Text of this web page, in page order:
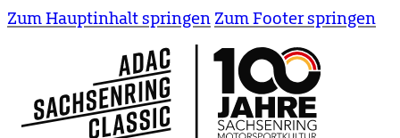
Zum Hauptinhalt springen Zum Footer springen